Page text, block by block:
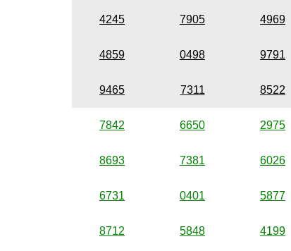
4245 7905 4969
4859 0498 9791
9465 7311 8522
7842 6650 2975
8693 7381 6026
6731 0401 5877
8712 5848 4199